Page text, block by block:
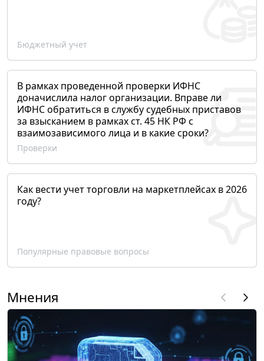
Бюджетный учет
В рамках проведенной проверки ИФНС
доначислила налог организации. Вправе ли
ИФНС обратиться в службу судебных приставов
за взысканием в рамках ст. 45 НК РФ с
взаимозависимого лица и в какие сроки?
Проверки
Как вести учет торговли на маркетплейсах в 2026
году?
Популярные правовые вопросы
Мнения